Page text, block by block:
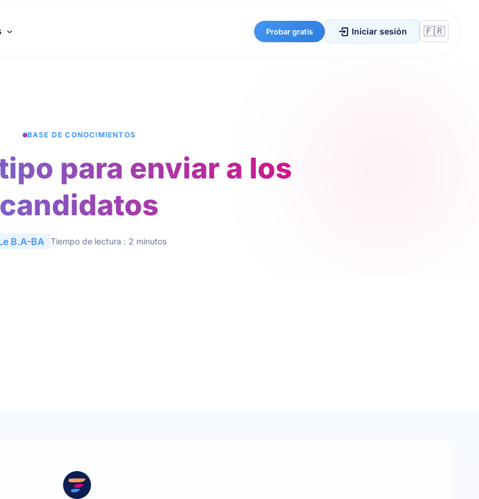
Probar gratis Iniciar sesión
BASE DE CONOCIMIENTOS
para enviar a los
candidatos
B.A-BA Tiempo de lectura : 2 minutos